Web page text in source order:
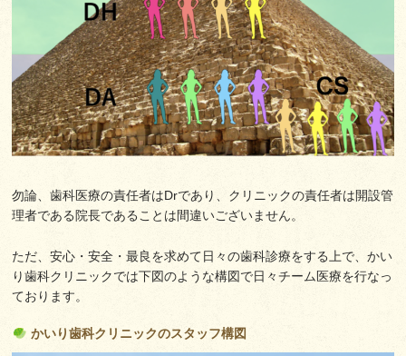
勿論、歯科医療の責任者はDrであり、クリニックの責任者は開設管
理者である院長であることは間違いございません。
ただ、安心・安全・最良を求めて日々の歯科診療をする上で、かい
り歯科クリニックでは下図のような構図で日々チーム医療を行なっ
ております。
かいり歯科クリニックのスタッフ構図